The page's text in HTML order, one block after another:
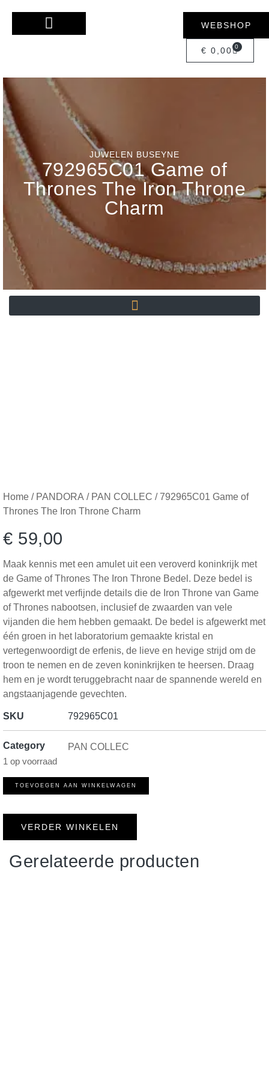
WEBSHOP
€ 0,00 0
JUWELEN BUSEYNE
792965C01 Game of
Thrones The Iron Throne
Charm
Home / PANDORA / PAN COLLEC / 792965C01 Game of
Thrones The Iron Throne Charm
€ 59,00
Maak kennis met een amulet uit een veroverd koninkrijk met
de Game of Thrones The Iron Throne Bedel. Deze bedel is
afgewerkt met verfijnde details die de Iron Throne van Game
of Thrones nabootsen, inclusief de zwaarden van vele
vijanden die hem hebben gemaakt. De bedel is afgewerkt met
één groen in het laboratorium gemaakte kristal en
vertegenwoordigt de erfenis, de lieve en hevige strijd om de
troon te nemen en de zeven koninkrijken te heersen. Draag
hem en je wordt teruggebracht naar de spannende wereld en
angstaanjagende gevechten.
SKU 792965C01
Category PAN COLLEC
1 op voorraad
TOEVOEGEN AAN WINKELWAGEN
VERDER WINKELEN
Gerelateerde producten